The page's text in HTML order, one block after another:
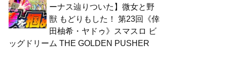
ーナス辿りついた】微女と野
獣 もどりもした！ 第23回《倖
田柚希・ヤドゥ》スマスロ ビ
ッグドリーム THE GOLDEN PUSHER